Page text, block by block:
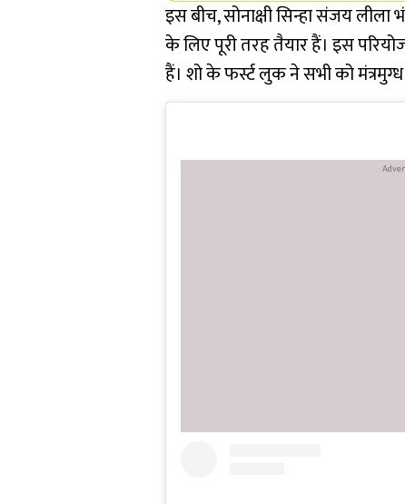
इस बीच, सोनाक्षी सिन्हा संजय
के लिए पूरी तरह तैयार हैं। इस
हैं। शो के फर्स्ट लुक ने सभी को